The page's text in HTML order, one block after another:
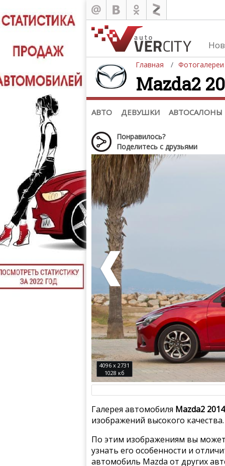
Главная Фотогалереи
Mazda2
АВТО ДЕВУШКИ АВТОСАЛОНЫ
Автомобили
Последние добавления
Список марок
(+1102)
Понравилось?
Поделитесь с друзьями
4096 x 2731
1028 кб
Галерея автомобиля Mazda2
изображений высокого качества.
По этим изображениям вы
узнать его особенности и
автомобиль Mazda от других